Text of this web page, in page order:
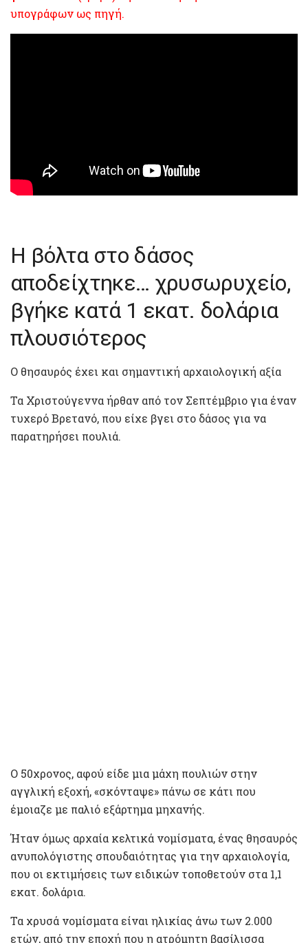
υπογράφων ως πηγή.
Η βόλτα στο δάσος
αποδείχτηκε… χρυσωρυχείο,
βγήκε κατά 1 εκατ. δολάρια
πλουσιότερος
Ο θησαυρός έχει και σημαντική αρχαιολογική αξία
Τα Χριστούγεννα ήρθαν από τον Σεπτέμβριο για έναν
τυχερό Βρετανό, που είχε βγει στο δάσος για να
παρατηρήσει πουλιά.
Ο 50χρονος, αφού είδε μια μάχη πουλιών στην
αγγλική εξοχή, «σκόνταψε» πάνω σε κάτι που
έμοιαζε με παλιό εξάρτημα μηχανής.
Ήταν όμως αρχαία κελτικά νομίσματα, ένας θησαυρός
ανυπολόγιστης σπουδαιότητας για την αρχαιολογία,
που οι εκτιμήσεις των ειδικών τοποθετούν στα 1,1
εκατ. δολάρια.
Τα χρυσά νομίσματα είναι ηλικίας άνω των 2.000
ετών, από την εποχή που η ατρόμητη βασίλισσα